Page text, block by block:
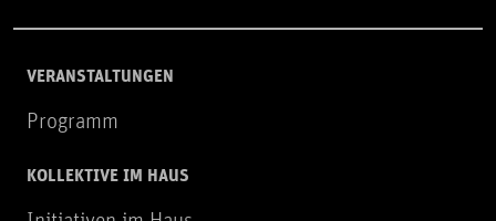
VERANSTALTUNGEN
Programm
KOLLEKTIVE IM HAUS